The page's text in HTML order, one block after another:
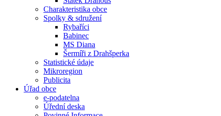
Charakteristika obce
Spolky & sdružení
Rybaříci
Babinec
MS Diana
Šermíři z Drahšperka
Statistické údaje
Mikroregion
Publicita
Úřad obce
e-podatelna
Úřední deska